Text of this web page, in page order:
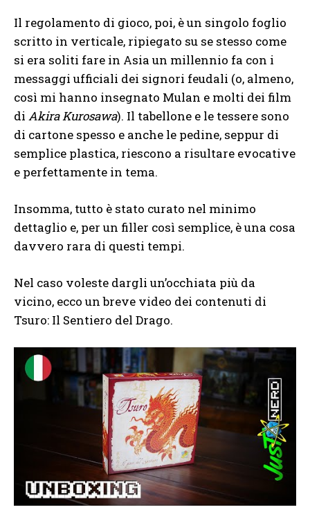
Il regolamento di gioco, poi, è un singolo foglio
scritto in verticale, ripiegato su se stesso come
si era soliti fare in Asia un millennio fa con i
messaggi ufficiali dei signori feudali (o, almeno,
così mi hanno insegnato Mulan e molti dei film
di Akira Kurosawa). Il tabellone e le tessere sono
di cartone spesso e anche le pedine, seppur di
semplice plastica, riescono a risultare evocative
e perfettamente in tema.
Insomma, tutto è stato curato nel minimo
dettaglio e, per un filler così semplice, è una cosa
davvero rara di questi tempi.
Nel caso voleste dargli un’occhiata più da
vicino, ecco un breve video dei contenuti di
Tsuro: Il Sentiero del Drago.